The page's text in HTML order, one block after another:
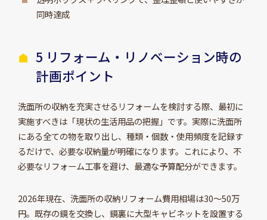
同時達成
5 リフォーム・リノベーション時の
計画ポイント
洗面所の収納を充実させるリフォームを検討する際、最初に
実施すべきは「現状の生活用品の把握」です。実際に洗面所
にある全ての物を取り出し、種類・個数・使用頻度を記録す
るだけで、必要な収納量が明確になります。これにより、不
必要なリフォーム工事を避け、最適な予算配分ができます。
2026年現在、洗面所の収納リフォーム費用相場は30～50万
円。既存の鏡を交換し、鏡裏に大型キャビネットを設置する